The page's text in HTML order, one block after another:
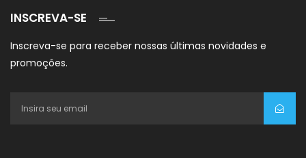
INSCREVA-SE
Inscreva-se para receber nossas últimas novidades e
promoções.